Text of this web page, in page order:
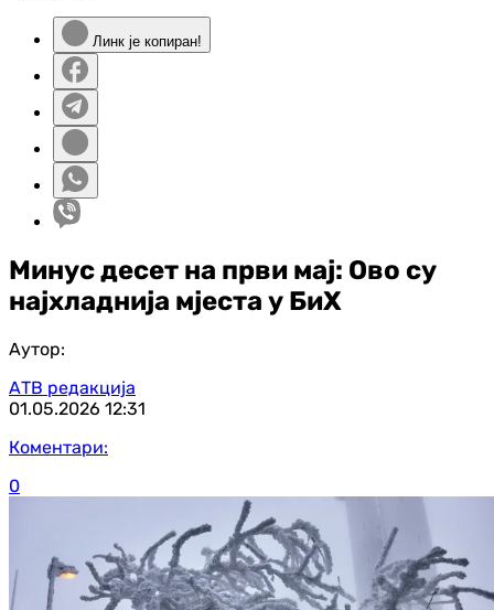
Линк је копиран!
Минус десет на први мај: Ово су
најхладнија мјеста у БиХ
Аутор:
АТВ редакција
01.05.2026 12:31
Коментари:
0